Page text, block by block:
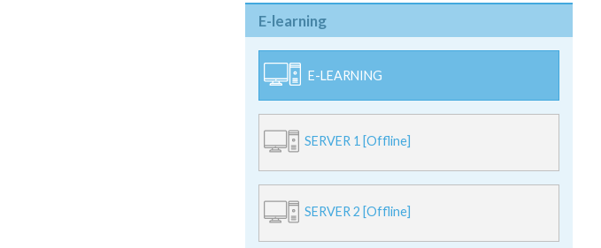
E-learning
E-LEARNING
SERVER 1 [Offline]
SERVER 2 [Offline]